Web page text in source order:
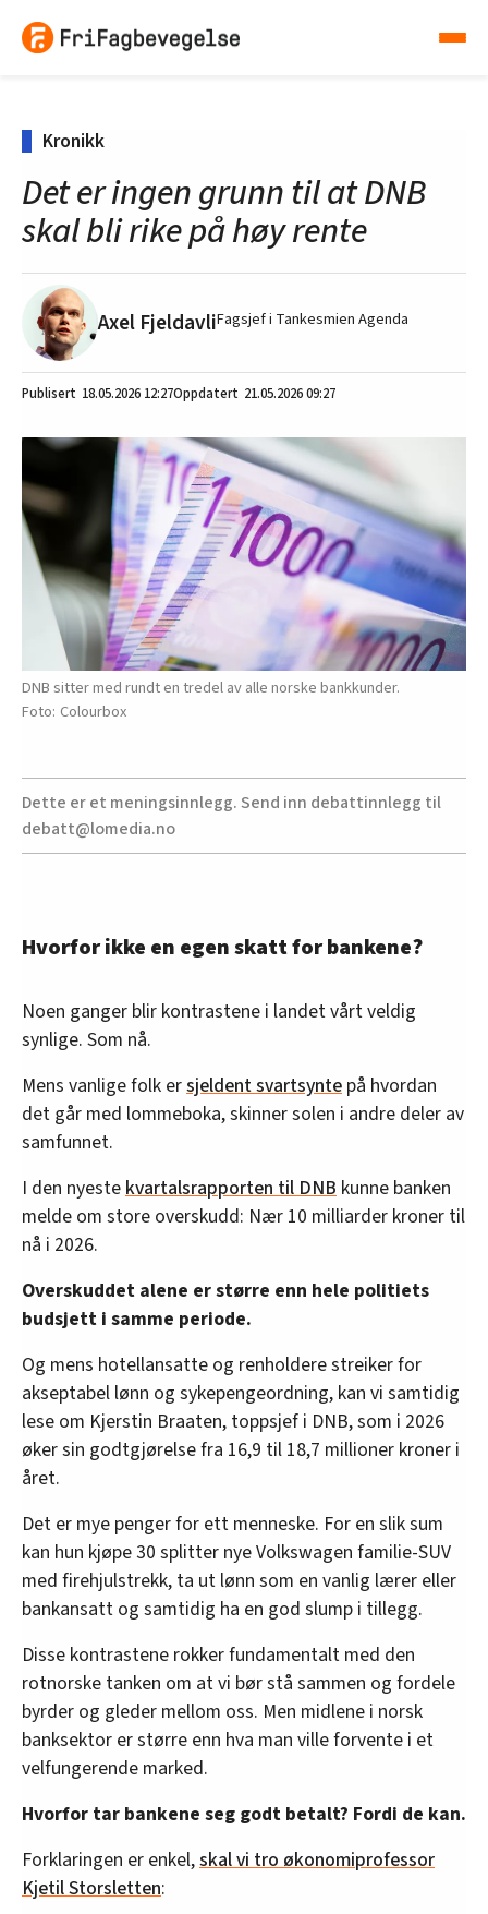
Kronikk
Det er ingen grunn til at DNB
skal bli rike på høy rente
Axel FjeldavliFagsjef i Tankesmien Agenda
18.05.2026 12:27 21.05.2026 09:27
DNB sitter med rundt en tredel av alle norske bankkunder.
Colourbox
Dette er et meningsinnlegg. Send inn debattinnlegg til
debatt@lomedia.no
Hvorfor ikke en egen skatt for bankene?
Noen ganger blir kontrastene i landet vårt veldig
synlige. Som nå.
Mens vanlige folk ersjeldent svartsynte på hvordan
det går med lommeboka, skinner solen i andre deler av
samfunnet.
I den nyeste kvartalsrapporten til DNB kunne banken
melde om store overskudd: Nær 10 milliarder kroner til
nå i 2026.
Overskuddet alene er større enn hele politiets
budsjett i samme periode.
Og mens hotellansatte og renholdere streiker for
akseptabel lønn og sykepengeordning, kan vi samtidig
lese om Kjerstin Braaten, toppsjef i DNB, som i 2026
øker sin godtgjørelse fra 16,9 til 18,7 millioner kroner i
året.
Det er mye penger for ett menneske. For en slik sum
kan hun kjøpe 30 splitter nye Volkswagen familie-SUV
med firehjulstrekk, ta ut lønn som en vanlig lærer eller
bankansatt og samtidig ha en god slump i tillegg.
Disse kontrastene rokker fundamentalt med den
rotnorske tanken om at vi bør stå sammen og fordele
byrder og gleder mellom oss. Men midlene i norsk
banksektor er større enn hva man ville forvente i et
velfungerende marked.
Hvorfor tar bankene seg godt betalt? Fordi de kan.
Forklaringen er enkel,skal vi tro økonomiprofessor
Kjetil Storsletten: